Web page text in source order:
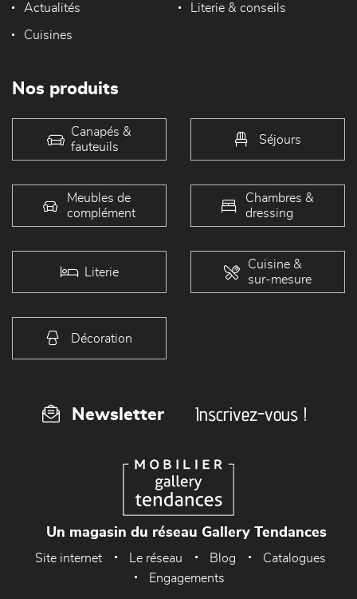
Actualités Literie & conseils
Cuisines
Nos produits
Canapés &
fauteuils
Séjours
Meubles de
complément
Chambres &
dressing
Literie
Cuisine &
sur-mesure
Décoration
Newsletter Inscrivez-vous !
Un magasin du réseau Gallery Tendances
Site internet Le réseau Blog
Catalogues
Engagements